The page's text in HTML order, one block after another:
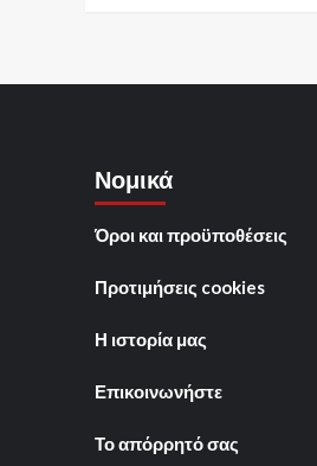
Νομικά
Όροι και προϋποθέσεις
Προτιμήσεις cookies
Η ιστορία μας
Επικοινωνήστε
Το απόρρητό σας